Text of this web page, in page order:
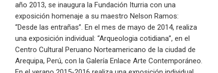
año 2013, se inaugura la Fundación Iturria con una
exposición homenaje a su maestro Nelson Ramos:
“Desde las entrañas”. En el mes de mayo de 2014, realiza
una exposición individual: “Arqueologia cotidiana”, en el
Centro Cultural Peruano Norteamericano de la ciudad de
Arequipa, Perú, con la Galería Enlace Arte Contemporáneo.